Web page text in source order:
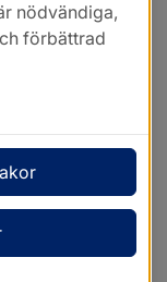
nödvändiga,
förbättrad